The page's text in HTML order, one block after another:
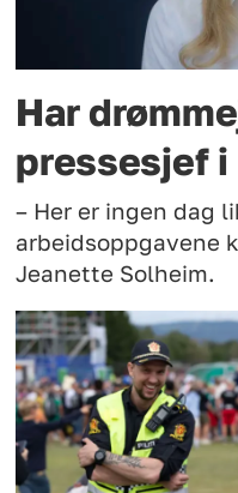
Har
pressesjef i
– Her er ingen dag
arbeidsoppgavene
Jeanette Solheim.